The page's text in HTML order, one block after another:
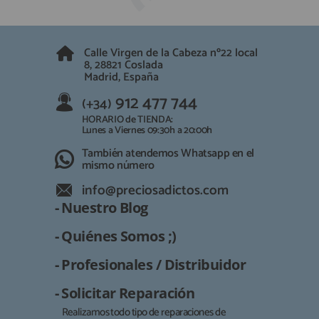
GUÍA DE COMPRA
(+34) 912 477 744
HORARIO de TIENDA:
Lunes a Viernes 09:30h a 20:00h
info@preciosadictos.com
Calle Virgen de la Cabeza nº22 local
8, 28821 Coslada
Madrid, España
(+34) 912 477 744
HORARIO de TIENDA:
Lunes a Viernes 09:30h a 20:00h
También atendemos Whatsapp en el
mismo número
info@preciosadictos.com
- Nuestro Blog
- Quiénes Somos ;)
- Profesionales / Distribuidor
- Solicitar Reparación
Realizamos todo tipo de reparaciones de